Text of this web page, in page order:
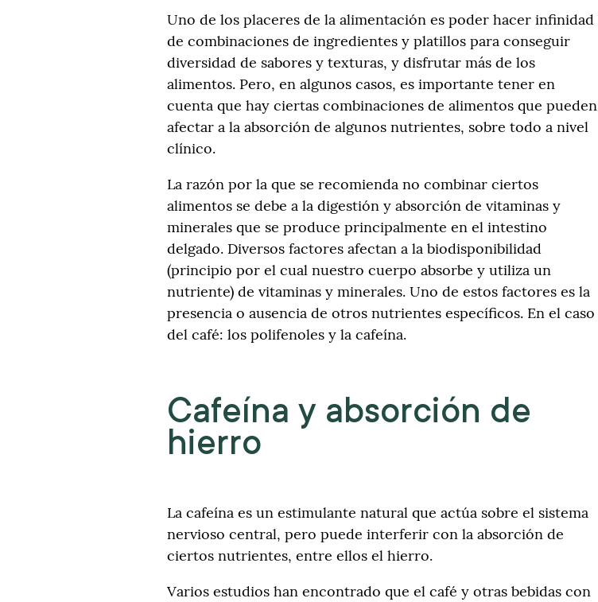
Uno de los placeres de la alimentación es poder hacer infinidad
de combinaciones de ingredientes y platillos para conseguir
diversidad de sabores y texturas, y disfrutar más de los
alimentos. Pero, en algunos casos, es importante tener en
cuenta que hay ciertas combinaciones de alimentos que pueden
afectar a la absorción de algunos nutrientes, sobre todo a nivel
clínico.
La razón por la que se recomienda no combinar ciertos
alimentos se debe a la digestión y absorción de vitaminas y
minerales que se produce principalmente en el intestino
delgado. Diversos factores afectan a la biodisponibilidad
(principio por el cual nuestro cuerpo absorbe y utiliza un
nutriente) de vitaminas y minerales. Uno de estos factores es la
presencia o ausencia de otros nutrientes específicos. En el caso
del café: los polifenoles y la cafeína.
Cafeína y absorción de
hierro
La cafeína es un estimulante natural que actúa sobre el sistema
nervioso central, pero puede interferir con la absorción de
ciertos nutrientes, entre ellos el hierro.
Varios estudios han encontrado que el café y otras bebidas con